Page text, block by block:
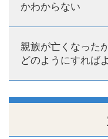
かわからない
親族が亡くなった
どのようにすれば